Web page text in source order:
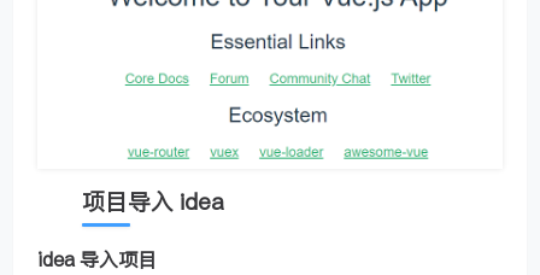
项目导入 idea
idea 导入项目